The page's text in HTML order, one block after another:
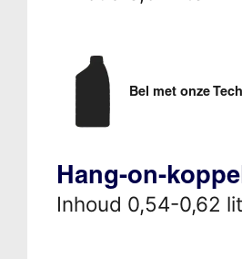
Bel met onze
Hang-on-
Inhoud 0,54-0,62